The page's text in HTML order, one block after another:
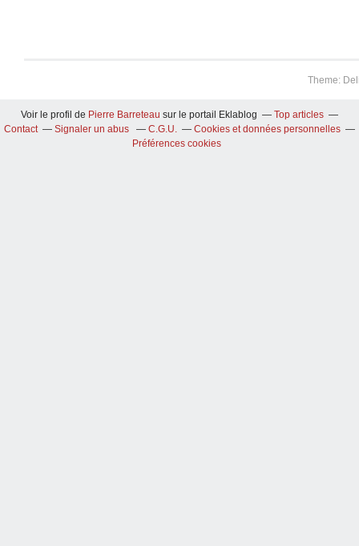
Theme:
Voir le profil de Pierre Barreteau sur le portail Eklablog
Top articles
Contact
Signaler un abus C.G.U.
Cookies et données personnelles
Préférences cookies